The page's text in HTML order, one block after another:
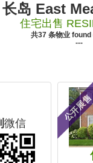
长岛 East
住宅出售
共37 条物业 found
---
微信
公开展售